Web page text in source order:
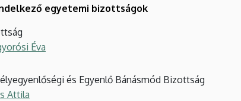
egyetemi bizottságok
Éva
és Egyenlő Bánásmód Bizottság
Attila